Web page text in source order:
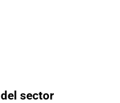
sector